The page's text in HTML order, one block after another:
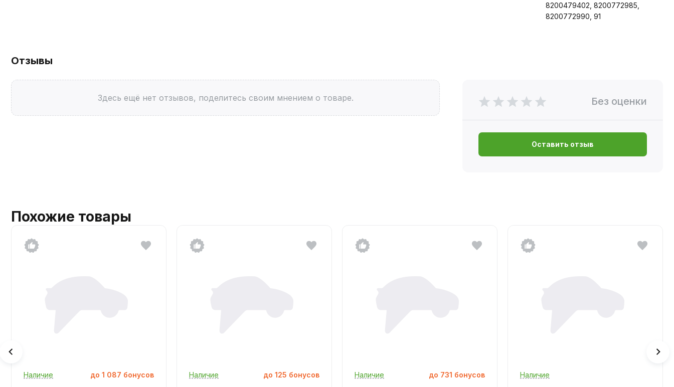
8200479402, 8200772985,
8200772990, 91
Отзывы
Здесь ещё нет отзывов, поделитесь своим мнением о товаре. Без оценки
Оставить отзыв
Похожие товары
Наличие до 1 087 бонусов Наличие до 125 бонусов Наличие до 731 бонусов Наличие